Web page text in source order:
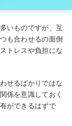
いものですが、互
も合わせるの面倒
トレスや負担にな
せるばかりではな
係を意識しておく
ができるはずで